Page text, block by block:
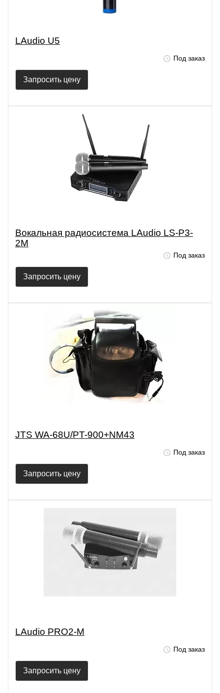
LAudio U5
Под заказ
Запросить цену
Вокальная радиосистема LAudio LS-P3-
2M
Под заказ
Запросить цену
JTS WA-68U/PT-900+NM43
Под заказ
Запросить цену
LAudio PRO2-M
Под заказ
Запросить цену